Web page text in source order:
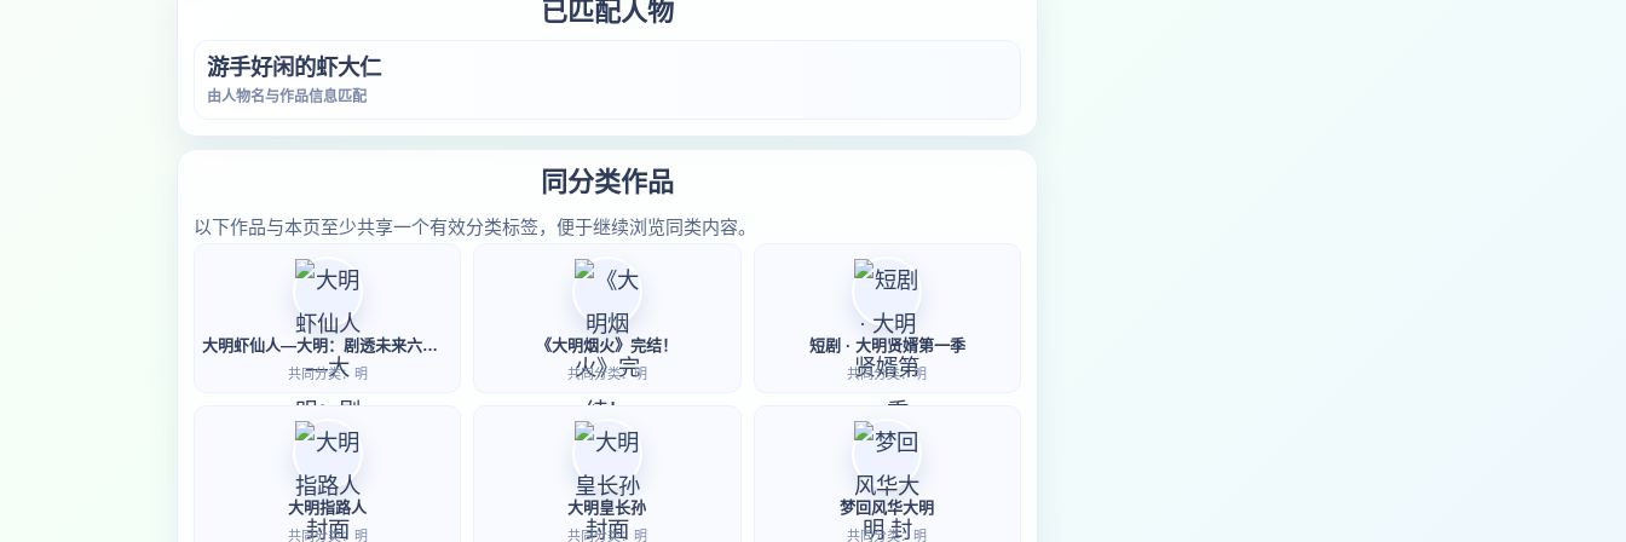
已匹配人物
游手好闲的虾大仁
由人物名与作品信息匹配
同分类作品
以下作品与本页至少共享一个有效分类标签，便于继续浏览同类内容。
大明虾仙人—大明：剧透未来六百年老朱麻了
共同分类：明
《大明烟火》完结！
共同分类：明
短剧 · 大明贤婿第一季
共同分类：明
大明指路人
共同分类：明
大明皇长孙
共同分类：明
梦回风华大明
共同分类：明